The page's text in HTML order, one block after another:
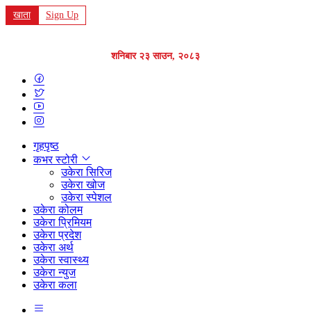
खाता Sign Up
शनिबार २३ साउन, २०८३
गृहपृष्ठ
कभर स्टोरी
उकेरा सिरिज
उकेरा खोज
उकेरा स्पेशल
उकेरा कोलम
उकेरा प्रिमियम
उकेरा प्रदेश
उकेरा अर्थ
उकेरा स्वास्थ्य
उकेरा न्युज
उकेरा कला